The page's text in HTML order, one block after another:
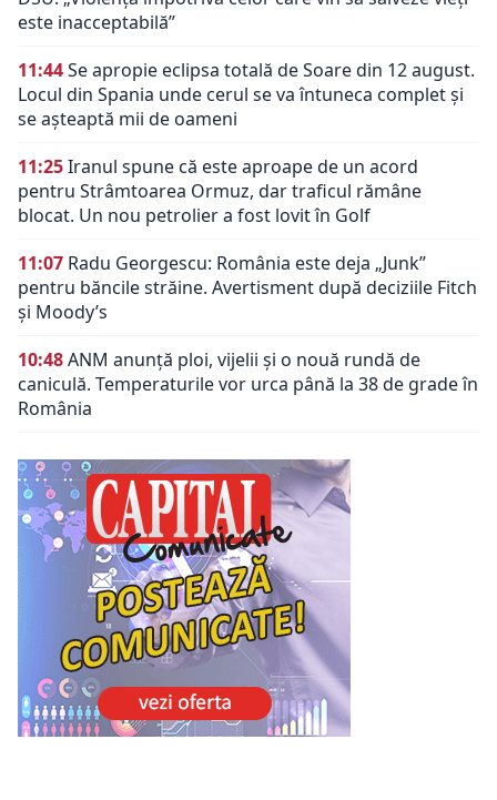
este inacceptabilă”
11:44Se apropie eclipsa totală de Soare din 12 august.
Locul din Spania unde cerul se va întuneca complet și
se așteaptă mii de oameni
11:25Iranul spune că este aproape de un acord
pentru Strâmtoarea Ormuz, dar traficul rămâne
blocat. Un nou petrolier a fost lovit în Golf
11:07 Radu Georgescu: România este deja „Junk”
pentru băncile străine. Avertisment după deciziile Fitch
și Moody’s
10:48ANM anunță ploi, vijelii și o nouă rundă de
caniculă. Temperaturile vor urca până la 38 de grade în
România